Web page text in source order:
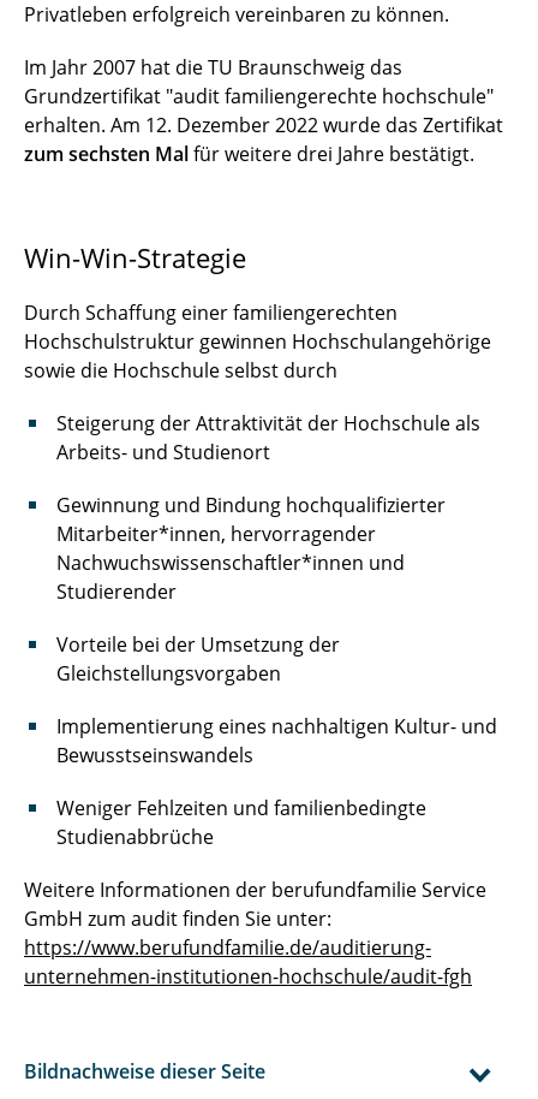
Privatleben erfolgreich vereinbaren zu können.
Im Jahr 2007 hat die TU Braunschweig das
Grundzertifikat "audit familiengerechte hochschule"
erhalten. Am 12. Dezember 2022 wurde das Zertifikat
zum sechsten Malfür weitere drei Jahre bestätigt.
Win-Win-Strategie
Durch Schaffung einer familiengerechten
Hochschulstruktur gewinnen Hochschulangehörige
sowie die Hochschule selbst durch
Steigerung der Attraktivität der Hochschule als
Arbeits- und Studienort
Gewinnung und Bindung hochqualifizierter
Mitarbeiter*innen, hervorragender
Nachwuchswissenschaftler*innen und
Studierender
Vorteile bei der Umsetzung der
Gleichstellungsvorgaben
Implementierung eines nachhaltigen Kultur- und
Bewusstseinswandels
Weniger Fehlzeiten und familienbedingte
Studienabbrüche
Weitere Informationen der berufundfamilie Service
GmbH zum audit finden Sie unter:
https://www.berufundfamilie.de/auditierung-
unternehmen-institutionen-hochschule/audit-fgh
Bildnachweise dieser Seite